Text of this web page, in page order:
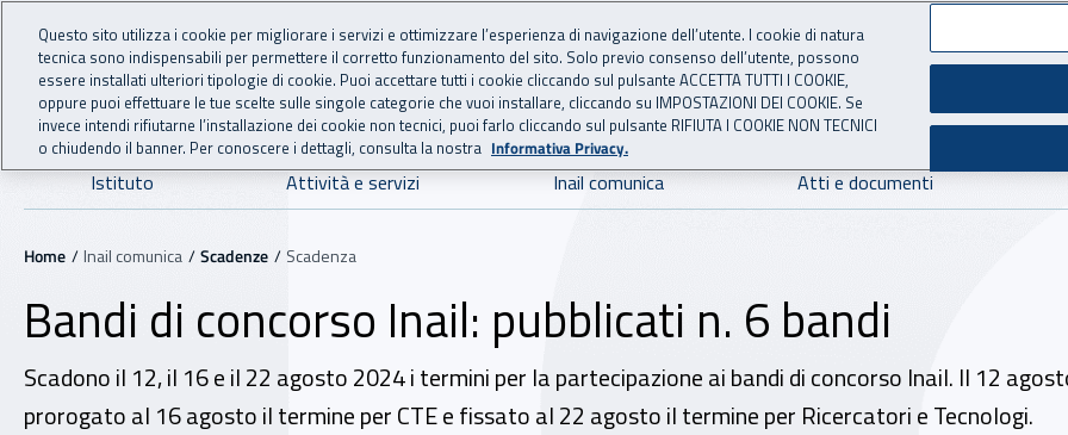
Vai al menu principale
Vai al contenuto principale
INAIL - Istituto Nazionale per l'Assicurazione
Navigazione principale
Istituto Attività e servizi Inail comunica Atti e documenti
Navigazione - Ti trovi in:
Home Inail comunica Scadenze Scadenza
Bandi di concorso Inail: pubblicati n. 6 bandi
Scadono il 12, il 16 e il 22 agosto 2024 i termini per la partecipazione ai bandi di concorso Inail. Il 12
prorogato al 16 agosto il termine per CTE e fissato al 22 agosto il termine per Ricercatori e Tecnologi.
Questo sito utilizza i cookie per migliorare i servizi e ottimizzare l’esperienza di navigazione dell’utente. I cookie di natura
tecnica sono indispensabili per permettere il corretto funzionamento del sito. Solo previo consenso dell’utente, possono
essere installati ulteriori tipologie di cookie. Puoi accettare tutti i cookie cliccando sul pulsante ACCETTA TUTTI I COOKIE,
oppure puoi effettuare le tue scelte sulle singole categorie che vuoi installare, cliccando su IMPOSTAZIONI DEI COOKIE. Se
invece intendi rifiutarne l’installazione dei cookie non tecnici, puoi farlo cliccando sul pulsante RIFIUTA I COOKIE NON TECNICI
o chiudendo il banner. Per conoscere i dettagli, consulta la nostra Informativa Privacy.